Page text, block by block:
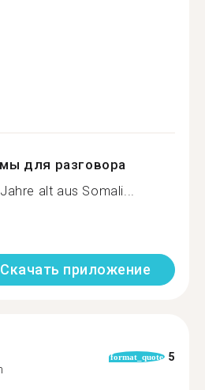
для разговора
alt aus Somali...
Скачать приложение
format_quote 5